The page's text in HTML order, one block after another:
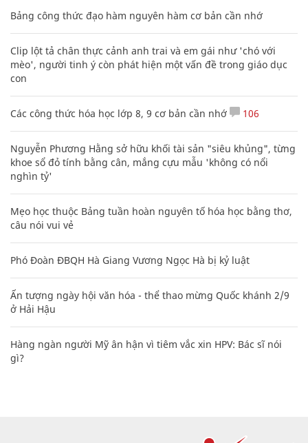
Bảng công thức đạo hàm nguyên hàm cơ bản cần nhớ
Clip lột tả chân thực cảnh anh trai và em gái như 'chó với
mèo', người tinh ý còn phát hiện một vấn đề trong giáo dục
con
Các công thức hóa học lớp 8, 9 cơ bản cần nhớ 106
Nguyễn Phương Hằng sở hữu khối tài sản "siêu khủng", từng
khoe sổ đỏ tính bằng cân, mắng cựu mẫu 'không có nổi
nghìn tỷ'
Mẹo học thuộc Bảng tuần hoàn nguyên tố hóa học bằng thơ,
câu nói vui vẻ
Phó Đoàn ĐBQH Hà Giang Vương Ngọc Hà bị kỷ luật
Ấn tượng ngày hội văn hóa - thể thao mừng Quốc khánh 2/9
ở Hải Hậu
Hàng ngàn người Mỹ ân hận vì tiêm vắc xin HPV: Bác sĩ nói
gì?